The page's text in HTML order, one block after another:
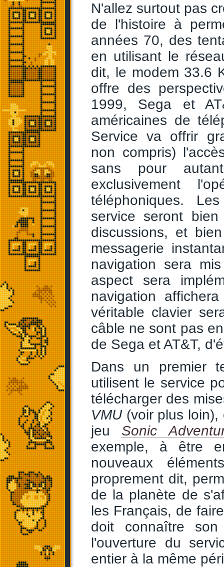
N'allez surtout pas
de l'histoire à
années 70, des
en utilisant le
dit, le modem 33.6
offre des
1999, Sega et
américaines de
Service va offrir
non compris)
sans pour
exclusivement
téléphoniques.
service seront
discussions, et
messagerie
navigation sera
aspect sera
navigation
véritable clavier
câble ne sont pas
de Sega et AT&T,
Dans un premier
utilisent le service
télécharger des
VMU(voir plus loin),
jeu Sonic
exemple, à être
nouveaux
proprement dit,
de la planète de
les Français, de
doit connaître
l'ouverture du
entier à la même